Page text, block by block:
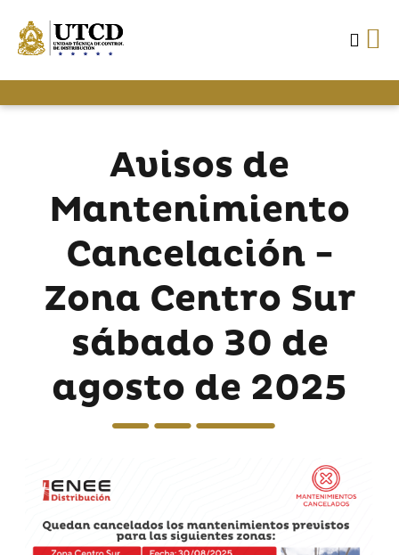
Avisos de
Mantenimiento
Cancelación -
Zona Centro Sur
sábado 30 de
agosto de 2025